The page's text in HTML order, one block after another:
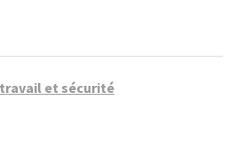
et sécurité